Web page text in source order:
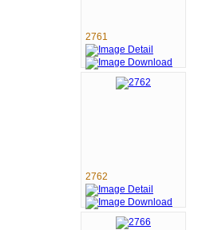
2761
2762